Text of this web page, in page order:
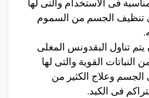
تنظيف الجسم من السموم
تناول البقدونس المغلى
النباتات القوية والتى لها
الجسم وعلاج الكثير من
فى الكبد.